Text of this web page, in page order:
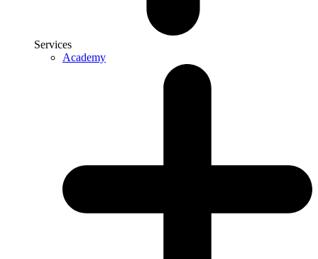
Services
Academy